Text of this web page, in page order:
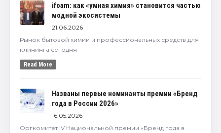
ifoam: как «умная химия» становится частью
модной экосистемы
21.06.2026
Рынок бытовой химии и профессиональных средств для
клининга сегодня —
Read More
Названы первые номинанты премии «Бренд
года в России 2026»
16.05.2026
Оргкомитет IV Национальной премии «Бренд года в